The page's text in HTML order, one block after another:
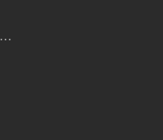
湖南省湘潭市潭邵路519号（砂子岭转盘往湘乡方向1.2公里）